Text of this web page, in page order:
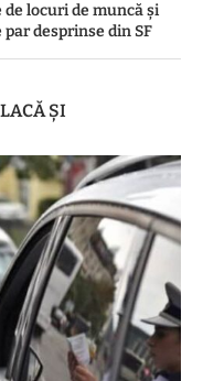
locuri de muncă și
desprinse din SF
ȘI